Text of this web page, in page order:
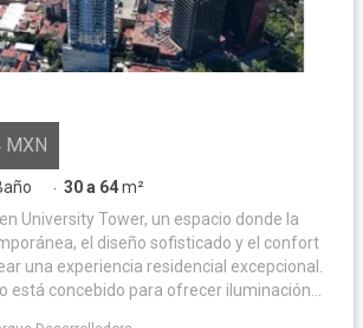
MXN
· 30 a 64m²
University Tower, un espacio donde la
el diseño sofisticado y el confort
una experiencia residencial excepcional.
está concebido para ofrecer iluminación